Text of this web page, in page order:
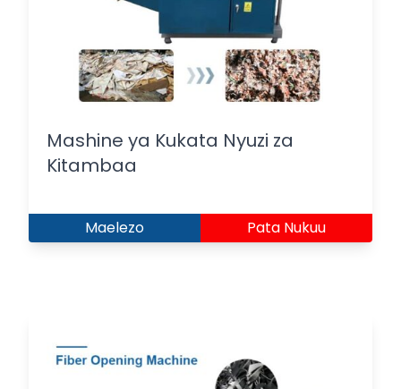
Mashine ya Kukata Nyuzi za
Kitambaa
Maelezo Pata Nukuu